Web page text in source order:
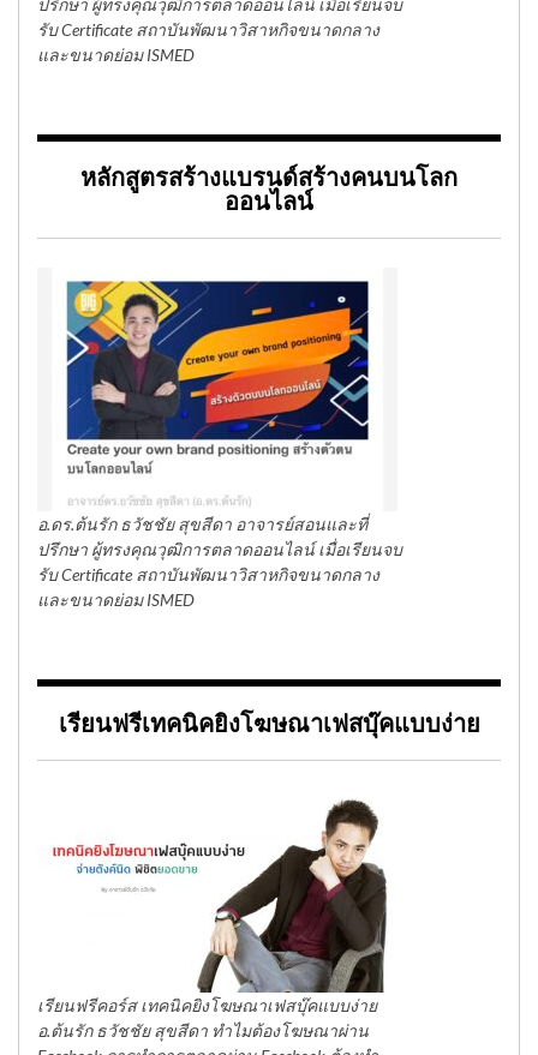
ปรึกษา ผู้ทรงคุณวุฒิการตลาดออนไลน์ เมื่อเรียนจบ
รับ Certificate สถาบันพัฒนาวิสาหกิจขนาดกลาง
และขนาดย่อม ISMED
หลักสูตรสร้างแบรนด์สร้างคนบนโลก
ออนไลน์
อ.ดร.ต้นรัก ธวัชชัย สุขสีดา อาจารย์สอนและที่
ปรึกษา ผู้ทรงคุณวุฒิการตลาดออนไลน์ เมื่อเรียนจบ
รับ Certificate สถาบันพัฒนาวิสาหกิจขนาดกลาง
และขนาดย่อม ISMED
เรียนฟรีเทคนิคยิงโฆษณาเฟสบุ๊คแบบง่าย
เรียนฟรีคอร์ส เทคนิคยิงโฆษณาเฟสบุ๊คแบบง่าย
อ.ต้นรัก ธวัชชัย สุขสีดา ทำไมต้องโฆษณาผ่าน